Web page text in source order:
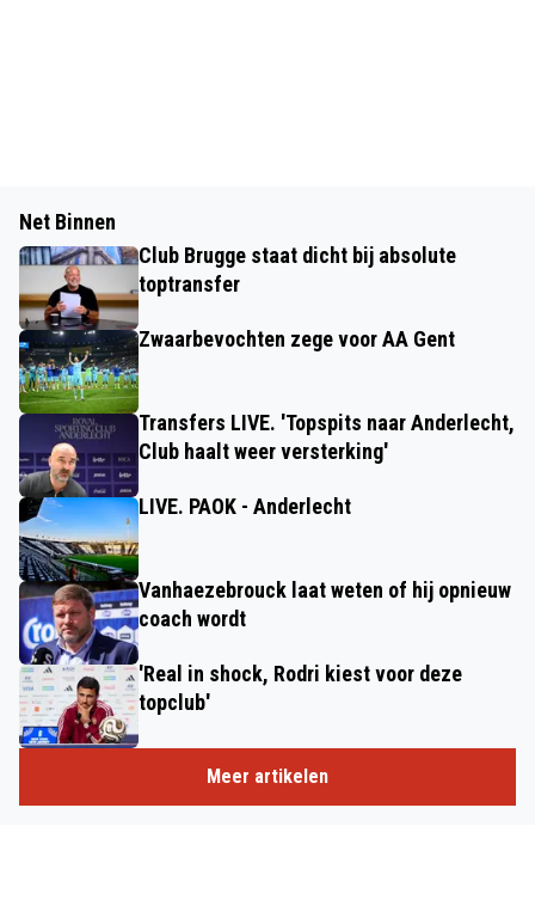
Net Binnen
Club Brugge staat dicht bij absolute
toptransfer
Zwaarbevochten zege voor AA Gent
Transfers LIVE. 'Topspits naar Anderlecht,
Club haalt weer versterking'
LIVE. PAOK - Anderlecht
Vanhaezebrouck laat weten of hij opnieuw
coach wordt
'Real in shock, Rodri kiest voor deze
topclub'
Meer artikelen